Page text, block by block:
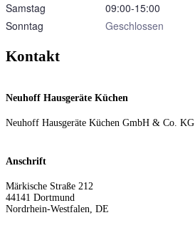
Samstag
09:00‑15:00
Sonntag
Geschlossen
Kontakt
Neuhoff Hausgeräte Küchen
Neuhoff Hausgeräte Küchen GmbH & Co. KG
Anschrift
Märkische Straße 212
44141 Dortmund
Nordrhein-Westfalen DE